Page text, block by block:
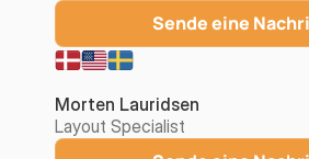
Sende eine
Morten Lauridsen
Layout Specialist